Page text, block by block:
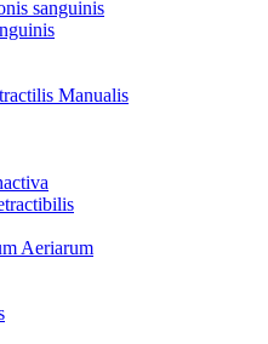
sanguinis
Manualis
Aeriarum